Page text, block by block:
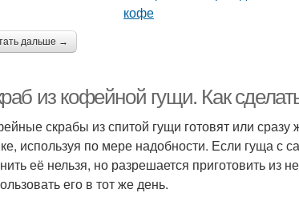
дальше →
из кофейной гущи. Как
скрабы из спитой гущи готовят или
используя по мере надобности. Если гуща с
её нельзя, но разрешается приготовить из
его в тот же день.